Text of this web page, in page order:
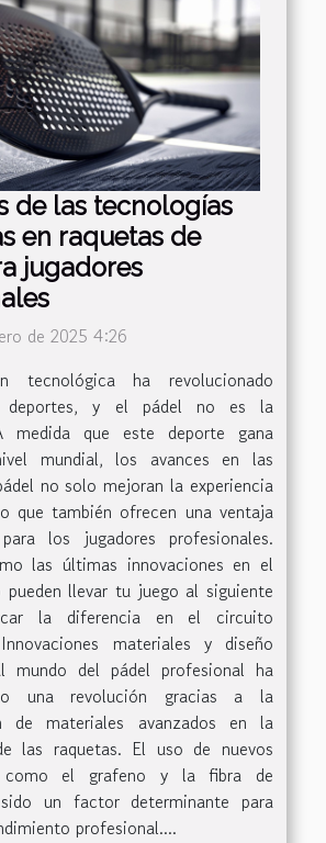
de las tecnologías
en raquetas de
jugadores
de 2025 4:26
tecnológica ha revolucionado
deportes, y el pádel no es la
medida que este deporte gana
mundial, los avances en las
no solo mejoran la experiencia
que también ofrecen una ventaja
los jugadores profesionales.
las últimas innovaciones en el
pueden llevar tu juego al siguiente
la diferencia en el circuito
materiales y diseño
mundo del pádel profesional ha
una revolución gracias a la
de materiales avanzados en la
las raquetas. El uso de nuevos
como el grafeno y la fibra de
un factor determinante para
profesional....